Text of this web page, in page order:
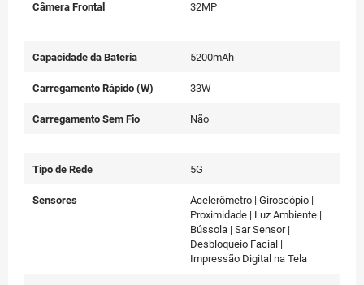
Câmera Frontal 32MP
Capacidade da Bateria 5200mAh
Carregamento Rápido (W) 33W
Carregamento Sem Fio Não
Tipo de Rede 5G
Sensores
Acelerômetro | Giroscópio |
Proximidade | Luz Ambiente |
Bússola | Sar Sensor |
Desbloqueio Facial |
Impressão Digital na Tela